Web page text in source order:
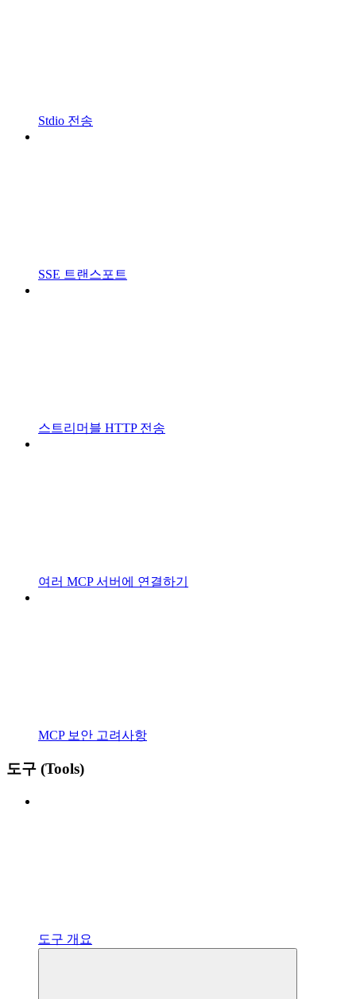
Stdio 전송
SSE 트랜스포트
스트리머블 HTTP 전송
여러 MCP 서버에 연결하기
MCP 보안 고려사항
도구 (Tools)
도구 개요